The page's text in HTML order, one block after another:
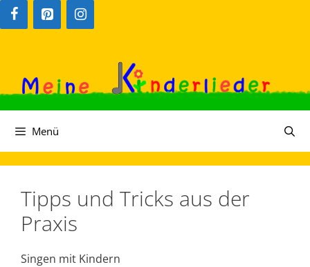
Zum
Inhalt
Menü
Tipps und Tricks aus der
Praxis
Singen mit Kindern